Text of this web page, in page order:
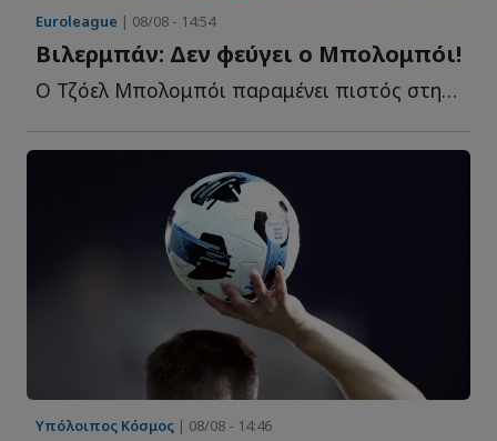
Euroleague | 08/08 - 14:54
Βιλερμπάν: Δεν φεύγει ο Μπολομπόι!
Ο Τζόελ Μπολομπόι παραμένει πιστός στη συμφωνία του μ...
Υπόλοιπος Κόσμος | 08/08 - 14:46